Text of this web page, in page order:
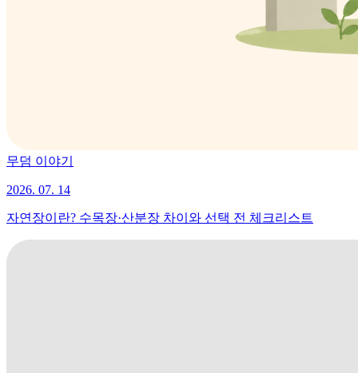
무덤 이야기
2026. 07. 14
자연장이란? 수목장·산분장 차이와 선택 전 체크리스트